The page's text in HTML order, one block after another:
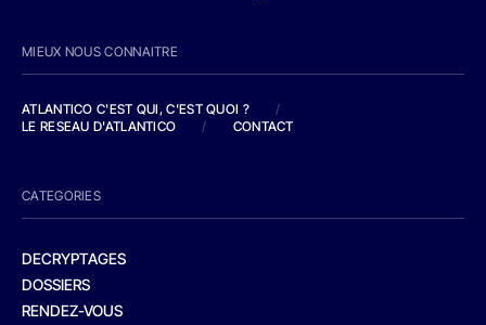
MIEUX NOUS CONNAITRE
ATLANTICO C'EST QUI, C'EST QUOI ?
/
LE RESEAU D'ATLANTICO
/ CONTACT
CATEGORIES
DECRYPTAGES
DOSSIERS
RENDEZ-VOUS